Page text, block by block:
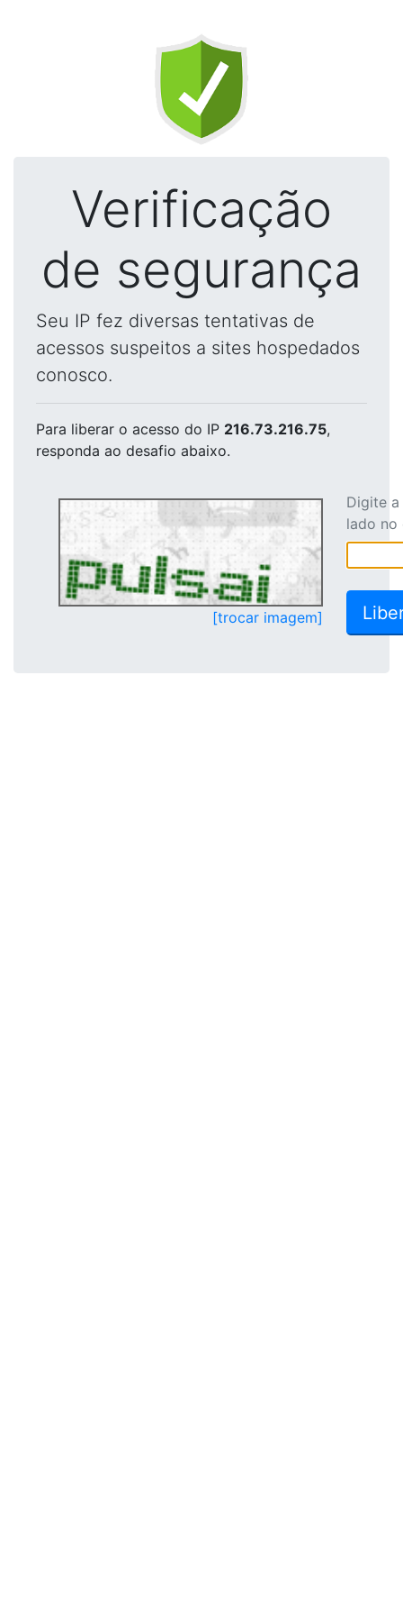
Verificação
de segurança
Seu IP fez diversas tentativas de
acessos suspeitos a sites hospedados
conosco.
Para liberar o acesso do IP 216.73.216.75,
responda ao desafio abaixo.
[trocar imagem]
Digite
lado no